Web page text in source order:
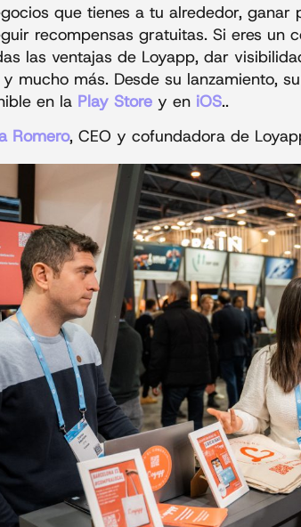
que tienes a tu alrededor, ganar
recompensas gratuitas. Si eres un
las ventajas de Loyapp, dar
mucho más. Desde su lanzamiento,
en la Play Store y en iOS..
Romero, CEO y cofundadora de